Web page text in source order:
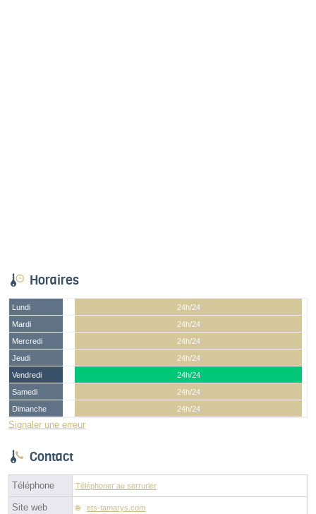
Horaires
Lundi
24h/24
Mardi
24h/24
Mercredi
24h/24
Jeudi
24h/24
Vendredi
24h/24
Samedi
24h/24
Dimanche
24h/24
Signaler une erreur
Contact
Téléphone Téléphoner au serrurier
Site web ets-tamarys.com